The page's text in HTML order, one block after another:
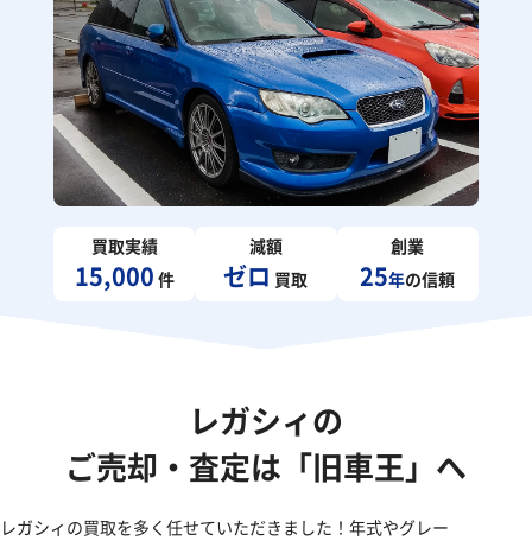
買取実績
15,000 件
減額
ゼロ 買取
創業
25年の信頼
レガシィの
ご売却・査定は「旧車王」へ
レガシィの買取を多く任せていただきました！年式やグレー